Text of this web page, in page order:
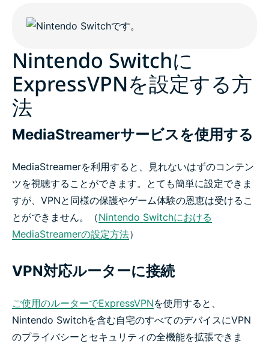
Nintendo Switchに
ExpressVPNを設定する方
法
MediaStreamerサービスを使用する
MediaStreamerを利用すると、見れないはずのコンテン
ツを視聴することができます。とても簡単に設定できま
すが、VPNと同様の保護やゲーム体験の恩恵は受けるこ
とができません。（Nintendo Switchにおける
MediaStreamerの設定方法）
VPN対応ルーターに接続
ご使用のルーターでExpressVPNを使用すると、
Nintendo Switchを含む自宅のすべてのデバイスにVPN
のプライバシーとセキュリティの全機能を拡張できま